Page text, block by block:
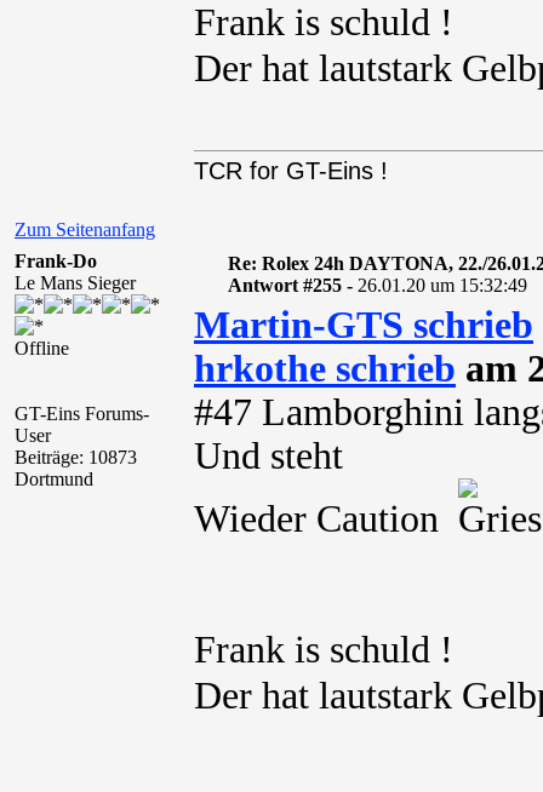
Frank is schuld !
Der hat lautstark
Zum Seitenanfang
TCR for GT-Eins !
Frank-Do
Le Mans Sieger
Offline
GT-Eins Forums-
User
Beiträge: 10873
Dortmund
Re: Rolex 24h DAYTONA, 22./
Antwort #255 - 26.01.20 um 15:32:49
Martin-GTS schrieb
hrkothe schrieb am
#47 Lamborghini
Und steht
Wieder Caution
Frank is schuld !
Der hat lautstark